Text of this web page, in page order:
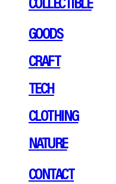
GOODS
CRAFT
TECH
CLOTHING
NATURE
CONTACT